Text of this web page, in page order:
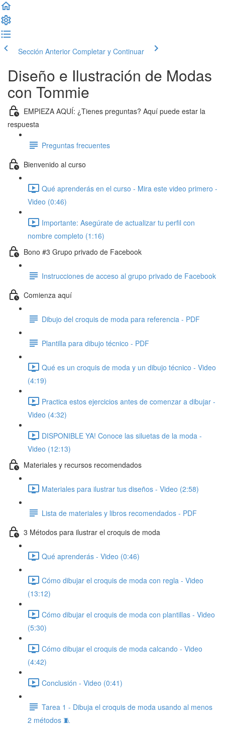
Sección Anterior Completar y Continuar
Diseño e Ilustración de Modas
con Tommie
EMPIEZA AQUÍ: ¿Tienes preguntas? Aquí puede estar la
respuesta
Preguntas frecuentes
Bienvenido al curso
Qué aprenderás en el curso - Mira este video primero -
Video (0:46)
Importante: Asegúrate de actualizar tu perfil con
nombre completo (1:16)
Bono #3 Grupo privado de Facebook
Instrucciones de acceso al grupo privado de Facebook
Comienza aquí
Dibujo del croquis de moda para referencia - PDF
Plantilla para dibujo técnico - PDF
Qué es un croquis de moda y un dibujo técnico - Video
(4:19)
Practica estos ejercicios antes de comenzar a dibujar -
Video (4:32)
DISPONIBLE YA! Conoce las siluetas de la moda -
Video (12:13)
Materiales y recursos recomendados
Materiales para ilustrar tus diseños - Video (2:58)
Lista de materiales y libros recomendados - PDF
3 Métodos para ilustrar el croquis de moda
Qué aprenderás - Video (0:46)
Cómo dibujar el croquis de moda con regla - Video
(13:12)
Cómo dibujar el croquis de moda con plantillas - Video
(5:30)
Cómo dibujar el croquis de moda calcando - Video
(4:42)
Conclusión - Video (0:41)
Tarea 1 - Dibuja el croquis de moda usando al menos
2 métodos 🧵